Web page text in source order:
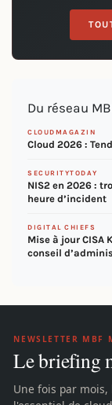
Du réseau
CLOUDMAGAZIN
Cloud 2026 :
SECURITYTODAY
NIS2 en 2026 :
heure d’incident
DIGITAL CHIEFS
Mise à jour CISA
conseil
NEWSLETTER MBF
Le briefing
Une fois par